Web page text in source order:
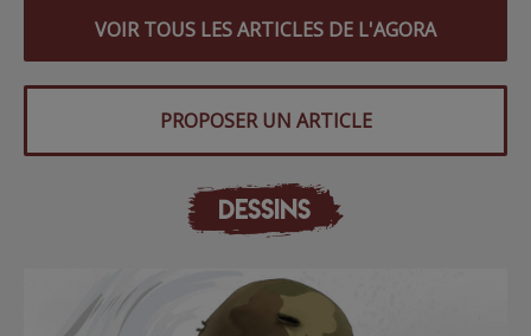
VOIR TOUS LES ARTICLES DE L'AGORA
PROPOSER UN ARTICLE
DESSINS